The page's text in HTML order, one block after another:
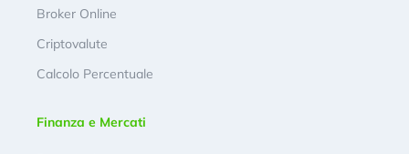
Broker Online
Criptovalute
Calcolo Percentuale
Finanza e Mercati